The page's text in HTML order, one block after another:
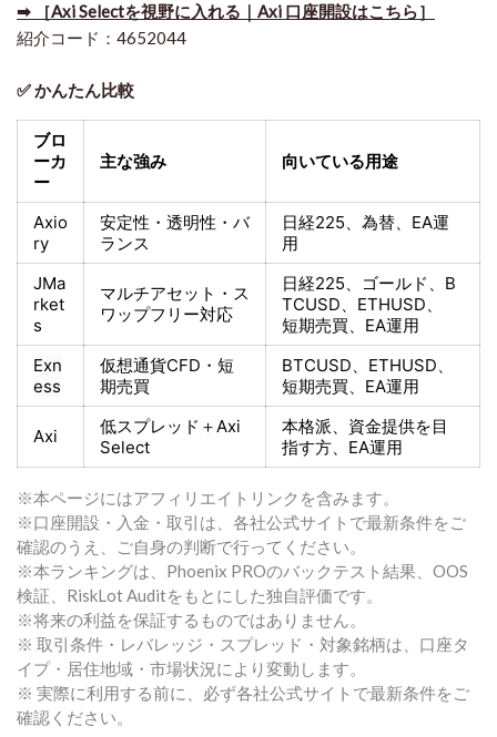
➡ ［Axi Selectを視野に入れる｜Axi 口座開設はこちら］
紹介コード：4652044
✅ かんたん比較
ブロ
ーカ
ー
主な強み 向いている用途
Axio
ry
安定性・透明性・バ
ランス
日経225、為替、EA運
用
JMa
rket
s
マルチアセット・ス
ワップフリー対応
日経225、ゴールド、 B
TCUSD、ETHUSD、
短期売買、EA運用
Exn
ess
仮想通貨CFD・短
期売買
BTCUSD、ETHUSD、
短期売買、EA運用
Axi 低スプレッド＋Axi
Select
本格派、資金提供を目
指す方、EA運用
※本ページにはアフィリエイトリンクを含みます。
※口座開設・入金・取引は、各社公式サイトで最新条件をご
確認のうえ、ご自身の判断で行ってください。
※本ランキングは、Phoenix PROのバックテスト結果、OOS
検証、RiskLot Auditをもとにした独自評価です。
※将来の利益を保証するものではありません。
※ 取引条件・レバレッジ・スプレッド・対象銘柄は、口座タ
イプ・居住地域・市場状況により変動します。
※ 実際に利用する前に、必ず各社公式サイトで最新条件をご
確認ください。